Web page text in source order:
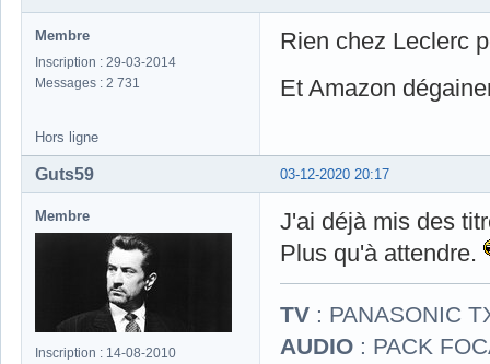
Membre
Inscription : 29-03-2014
Messages : 2 731
Rien chez Leclerc
Et Amazon
Hors ligne
03-12-2020 20:17
Guts59
Membre
Inscription : 14-08-2010
J'ai déjà mis des
Plus qu'à attendre.
TV : PANASONIC
AUDIO : PACK